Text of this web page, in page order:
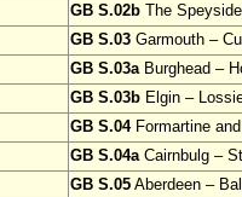
GB S.02b The
GB S.03 Garmouth –
GB S.03aBurghead –
GB S.03b Elgin –
GB S.04Formartine
GB S.04aCairnbulg –
GB S.05 Aberdeen –